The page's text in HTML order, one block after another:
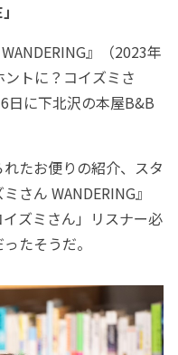
』（2023年
トに？コイズミさ
日に下北沢の本屋B&B
たお便りの紹介、スタ
さん WANDERING』
ズミさん」リスナー必
たそうだ。